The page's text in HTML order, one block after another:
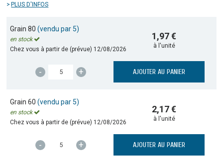
PLUS D'INFOS
Grain 80(vendu par 5)
en stock
Chez vous à partir de (prévue) 12/08/2026
1,97 €
à l'unité
- + AJOUTER AU PANIER
Grain 60(vendu par 5)
en stock
Chez vous à partir de (prévue) 12/08/2026
2,17 €
à l'unité
- + AJOUTER AU PANIER